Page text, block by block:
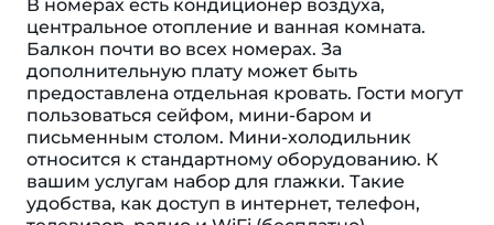
В номерах есть кондиционер воздуха,
центральное отопление и ванная комната.
Балкон почти во всех номерах. За
дополнительную плату может быть
предоставлена отдельная кровать. Гости могут
пользоваться сейфом, мини-баром и
письменным столом. Мини-холодильник
относится к стандартному оборудованию. К
вашим услугам набор для глажки. Такие
удобства, как доступ в интернет, телефон,